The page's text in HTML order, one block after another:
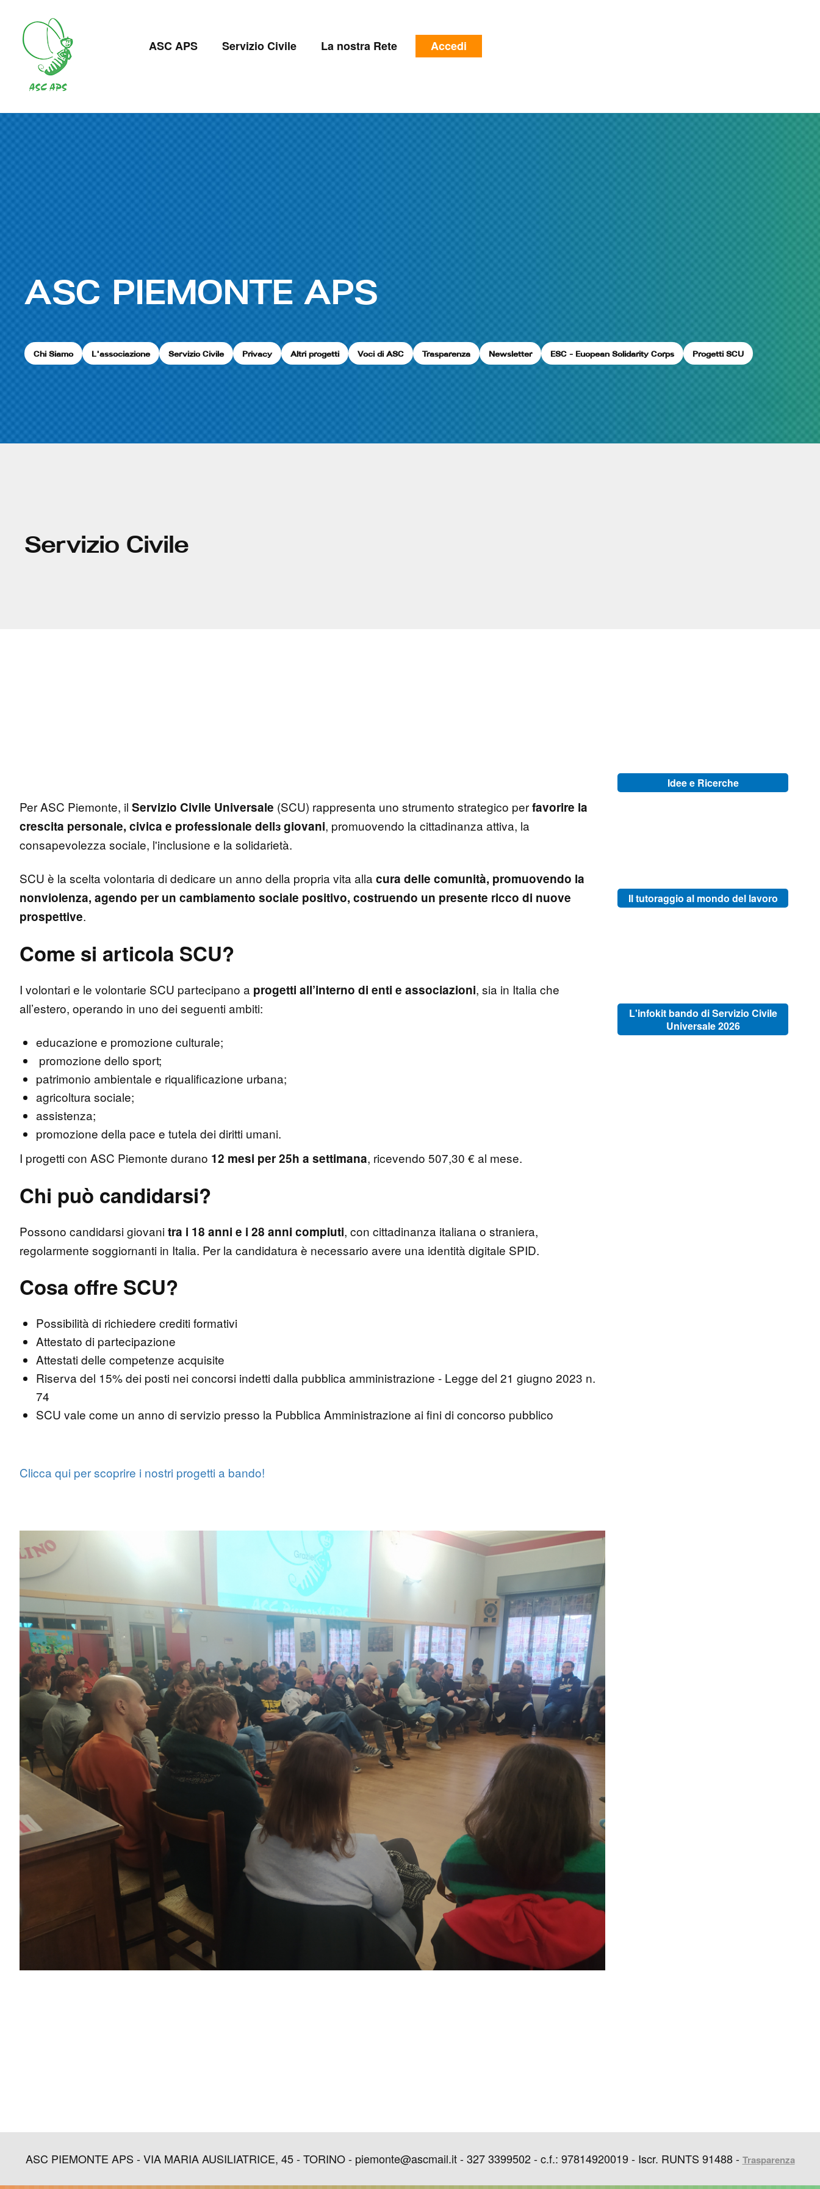
contenuto
principale
Navigazione
ASC APS Servizio Civile La nostra Rete
Menu
utente
Accedi
ASC PIEMONTE APS
Chi Siamo L'associazione Servizio Civile Privacy Altri progetti Voci di ASC Trasparenza Newsletter ESC - Euopean Solidarity Corps Progetti SCU
Servizio Civile
Idee e Ricerche
Il tutoraggio al mondo del lavoro
L'infokit bando di Servizio Civile
Universale 2026
Per ASC Piemonte, il Servizio Civile Universale (SCU) rappresenta uno strumento strategico perfavorire la
crescita personale, civica e professionale dellɜ giovani, promuovendo la cittadinanza attiva, la
consapevolezza sociale, l'inclusione e la solidarietà.
SCU è la scelta volontaria di dedicare un anno della propria vita alla cura delle comunità, promuovendo la
nonviolenza, agendo per un cambiamento sociale positivo, costruendo un presente ricco di nuove
prospettive.
Come si articola SCU?
I volontari e le volontarie SCU partecipano a progetti all’interno di enti e associazioni, sia in Italia che
all’estero, operando in uno dei seguenti ambiti:
educazione e promozione culturale;
promozione dello sport;
patrimonio ambientale e riqualificazione urbana;
agricoltura sociale;
assistenza;
promozione della pace e tutela dei diritti umani.
I progetti con ASC Piemonte durano 12 mesi per 25h a settimana, ricevendo 507,30 € al mese.
Chi può candidarsi?
Possono candidarsi giovanitra i 18 anni e i 28 anni compiuti, con cittadinanza italiana o straniera,
regolarmente soggiornanti in Italia. Per la candidatura è necessario avere una identità digitale SPID.
Cosa offre SCU?
Possibilità di richiedere crediti formativi
Attestato di partecipazione
Attestati delle competenze acquisite
Riserva del 15% dei posti nei concorsi indetti dalla pubblica amministrazione - Legge del 21 giugno 2023 n.
74
SCU vale come un anno di servizio presso la Pubblica Amministrazione ai fini di concorso pubblico
Clicca qui per scoprire i nostri progetti a bando!
ASC PIEMONTE APS - VIA MARIA AUSILIATRICE, 45 - TORINO - piemonte@ascmail.it - 327 3399502 - c.f.: 97814920019 - Iscr. RUNTS 91488 - Trasparenza